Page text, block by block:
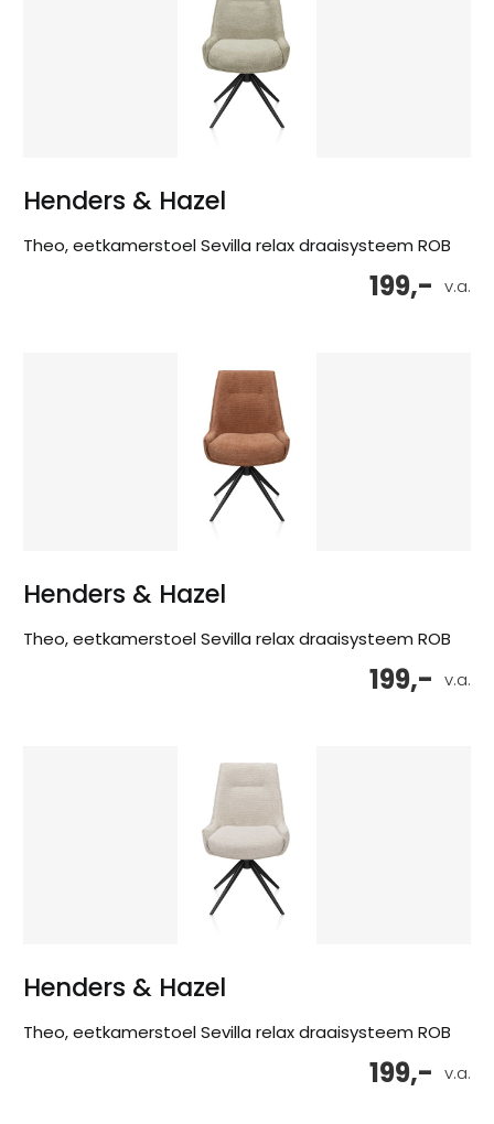
Henders & Hazel
Theo, eetkamerstoel Sevilla relax draaisysteem ROB
v.a.
199,-
Henders & Hazel
Theo, eetkamerstoel Sevilla relax draaisysteem ROB
v.a.
199,-
Henders & Hazel
Theo, eetkamerstoel Sevilla relax draaisysteem ROB
v.a.
199,-